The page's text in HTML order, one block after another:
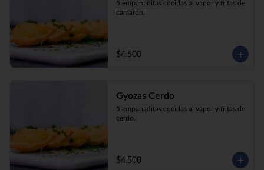
5 empanaditas cocidas al vapor y fritas de
camarón.
$4.500
Gyozas Cerdo
5 empanaditas cocidas al vapor y fritas de
cerdo.
$4.500